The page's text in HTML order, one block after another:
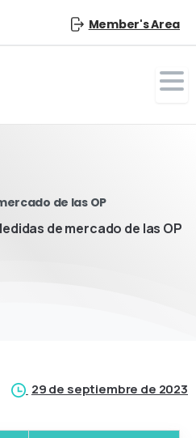
Member's Area
de las OP
de mercado de las OP
29 de septiembre de 2023